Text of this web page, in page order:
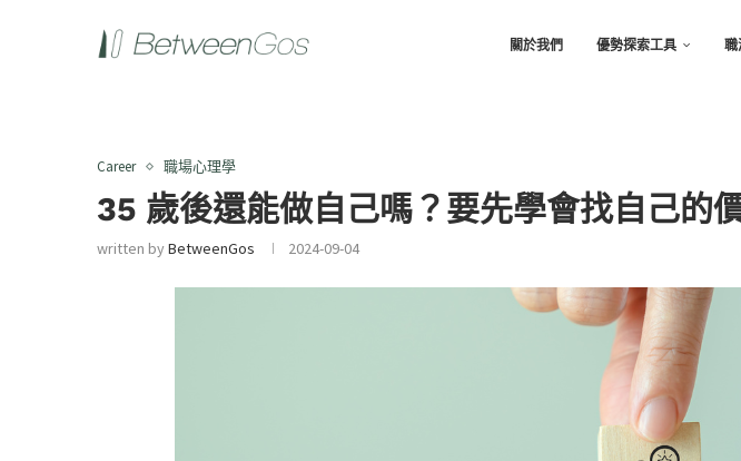
關於我們 優勢探索工具 職
Career 職場心理學
35 歲後還能做自己嗎？要先學會找自己的
written byBetweenGos 2024-09-04